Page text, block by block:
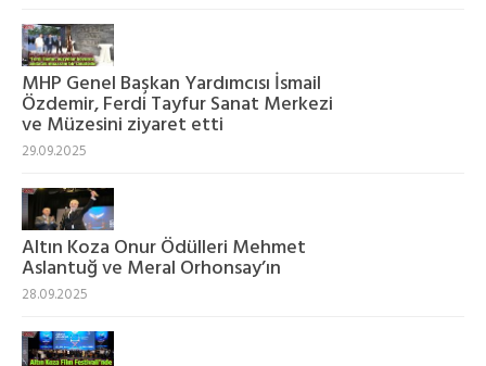
MHP Genel Başkan Yardımcısı İsmail
Özdemir, Ferdi Tayfur Sanat Merkezi
ve Müzesini ziyaret etti
29.09.2025
Altın Koza Onur Ödülleri Mehmet
Aslantuğ ve Meral Orhonsay’ın
28.09.2025